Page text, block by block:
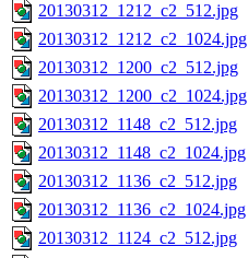
20130312_1212_c2_512.jpg
20130312_1212_c2_1024.jpg
20130312_1200_c2_512.jpg
20130312_1200_c2_1024.jpg
20130312_1148_c2_512.jpg
20130312_1148_c2_1024.jpg
20130312_1136_c2_512.jpg
20130312_1136_c2_1024.jpg
20130312_1124_c2_512.jpg